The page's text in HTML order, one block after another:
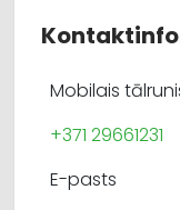
Mobilais
+371 29661231
E-pasts